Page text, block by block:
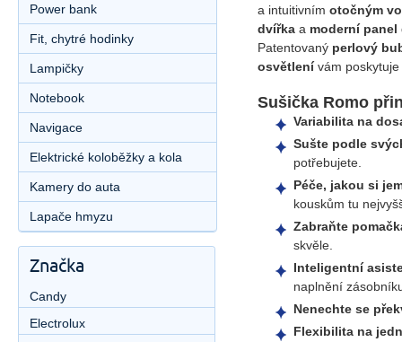
a intuitivním otočným
dvířka a moderní panel
Patentovaný perlový
osvětlenívám
Sušička Romo
Variabilita na
Sušte podle
potřebujete.
Péče, jakou si
kouskům tu
Zabraňte
skvěle.
Inteligentní
naplnění
Nenechte se
Flexibilita na
Power bank
Fit, chytré hodinky
Lampičky
Notebook
Navigace
Elektrické koloběžky a kola
Kamery do auta
Lapače hmyzu
Značka
Candy
Electrolux